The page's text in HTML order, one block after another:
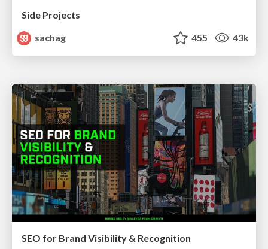
Side Projects
sachag
455 43k
SEO for Brand Visibility & Recognition